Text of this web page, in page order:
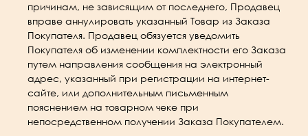
причинам, не зависящим от последнего, Продавец
вправе аннулировать указанный Товар из Заказа
Покупателя. Продавец обязуется уведомить
Покупателя об изменении комплектности его Заказа
путем направления сообщения на электронный
адрес, указанный при регистрации на интернет-
сайте, или дополнительным письменным
пояснением на товарном чеке при
непосредственном получении Заказа Покупателем.